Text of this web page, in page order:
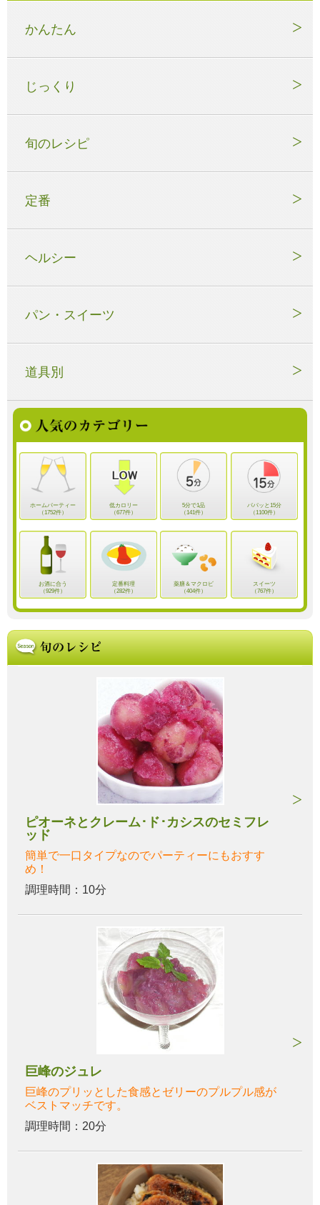
かんたん
じっくり
旬のレシピ
定番
ヘルシー
パン・スイーツ
道具別
ホームパーティー
（1752件）
低カロリー
（677件）
5分で1品
（141件）
パパッと15分
（1100件）
お酒に合う
（929件）
定番料理
（282件）
薬膳＆マクロビ
（404件）
スイーツ
（767件）
ピオーネとクレーム･ド･カシスのセミフレ
ッド
簡単で一口タイプなのでパーティーにもおすす
め！
調理時間：10分
巨峰のジュレ
巨峰のプリッとした食感とゼリーのプルプル感が
ベストマッチです。
調理時間：20分